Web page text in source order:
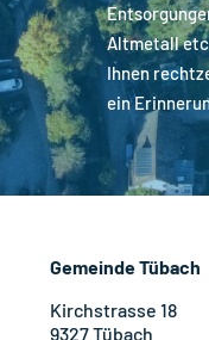
Altmetall
Ihnen
ein
Gemeinde Tübach
Kirchstrasse 18
9327 Tübach